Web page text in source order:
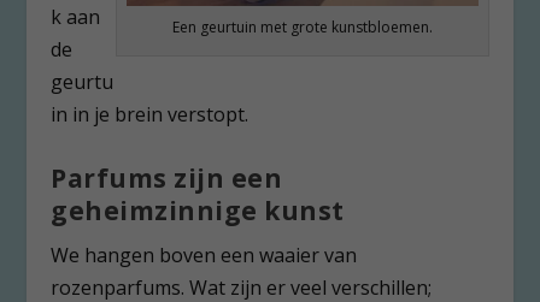
Een geurtuin met grote kunstbloemen.
k aan
de
geurtu
in in je brein verstopt.
Parfums zijn een
geheimzinnige kunst
We hangen boven een waaier van
rozenparfums. Wat zijn er veel verschillen;